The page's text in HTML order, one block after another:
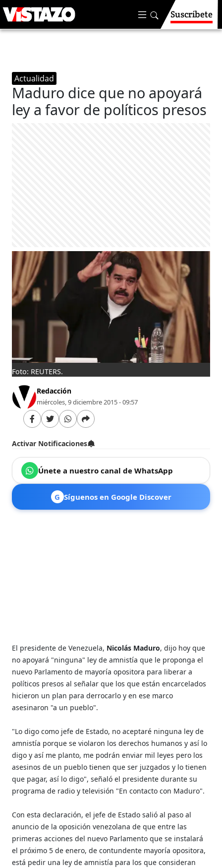
Suscríbete
Actualidad
Maduro dice que no apoyará
ley a favor de políticos presos
Foto: REUTERS.
Redacción
miércoles, 9 diciembre 2015 - 09:57
Activar Notificaciones
Únete a nuestro canal de WhatsApp
G Síguenos en Google Discover
El presidente de Venezuela, Nicolás Maduro, dijo hoy que
no apoyará "ninguna" ley de amnistía que le proponga el
nuevo Parlamento de mayoría opositora para liberar a
políticos presos al señalar que los que están encarcelados
hicieron un plan para derrocarlo y en ese marco
asesinaron "a un pueblo".
"Lo digo como jefe de Estado, no aceptaré ninguna ley de
amnistía porque se violaron los derechos humanos y así lo
digo y así me planto, me podrán enviar mil leyes pero los
asesinos de un pueblo tienen que ser juzgados y lo tienen
que pagar, así lo digo", señaló el presidente durante su
programa de radio y televisión "En contacto con Maduro".
Con esta declaración, el jefe de Estado salió al paso al
anuncio de la oposición venezolana de que entre las
primeras acciones del nuevo Parlamento que se instalará
el próximo 5 de enero, de contundente mayoría opositora,
está pedir una ley de amnistía para los que consideran